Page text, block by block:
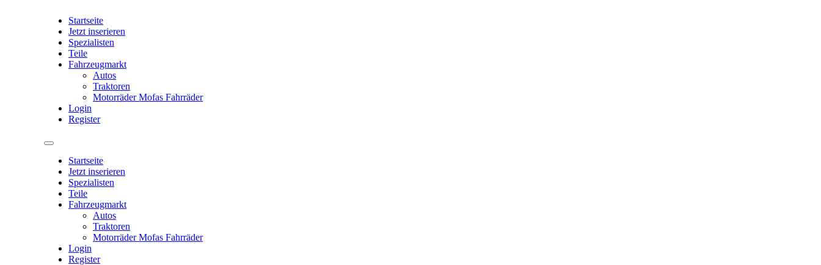
Startseite
Jetzt inserieren
Spezialisten
Teile
Fahrzeugmarkt
Autos
Traktoren
Motorräder Mofas Fahrräder
Login
Register
Startseite
Jetzt inserieren
Spezialisten
Teile
Fahrzeugmarkt
Autos
Traktoren
Motorräder Mofas Fahrräder
Login
Register